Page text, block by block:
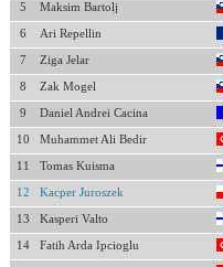
5 Maksim Bartolj
6 Ari Repellin
7 Ziga Jelar
8 Zak Mogel
9 Daniel Andrei Cacina
10 Muhammet Ali Bedir
11 Tomas Kuisma
12 Kacper Juroszek
13 Kasperi Valto
14 Fatih Arda Ipcioglu